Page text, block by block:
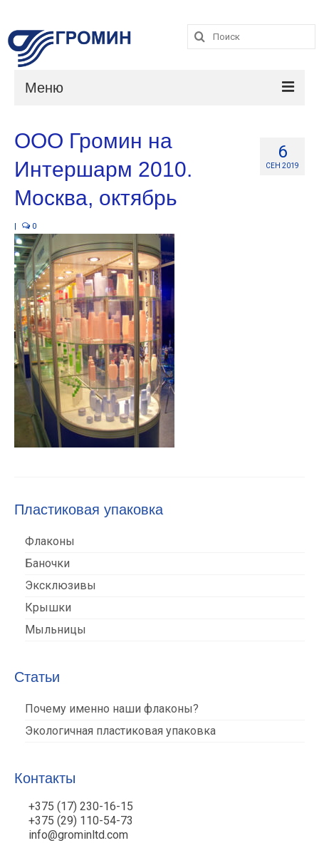
Поиск:
Меню
О компании
6
СЕН 2019
ООО Громин на
Интершарм 2010.
Москва, октябрь
0
Пластиковая упаковка
Флаконы
Баночки
Эксклюзивы
Крышки
Мыльницы
Статьи
Почему именно наши флаконы?
Экологичная пластиковая упаковка
Контакты
+375 (17) 230-16-15
+375 (29) 110-54-73
info@grominltd.com